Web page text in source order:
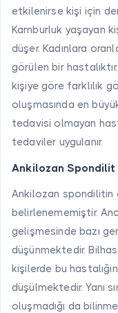
etkilenirse kişi için
Kamburluk yaşayan
düşer. Kadınlara
görülen bir
kişiye göre farklılık
oluşmasında en
tedavisi olmayan
tedaviler uygulanır.
Ankilozan Spondilit
Ankilozan spondilitin
belirlenememiştir.
gelişmesinde bazı
düşünmektedir.
kişilerde bu
düşülmektedir. Yanı
oluşmadığı da